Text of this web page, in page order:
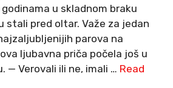
u skladnom braku
stali pred oltar. Važe za jedan
parova na
ljubavna priča počela još u
— Verovali ili ne, imali … Read